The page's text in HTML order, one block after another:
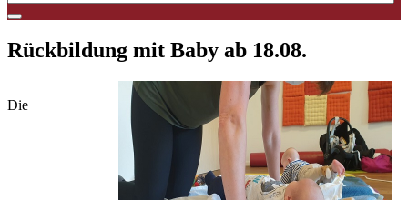
Rückbildung mit Baby ab 18.08.
Die